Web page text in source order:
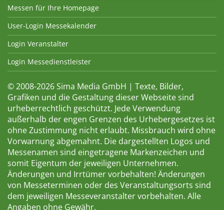
Messen für Ihre Homepage
User-Login Messekalender
Login Veranstalter
Login Messedienstleister
© 2008-2026 Sima Media GmbH | Texte, Bilder,
Grafiken und die Gestaltung dieser Webseite sind
urheberrechtlich geschützt. Jede Verwendung
außerhalb der engen Grenzen des Urhebergesetzes ist
ohne Zustimmung nicht erlaubt. Missbrauch wird ohne
Vorwarnung abgemahnt. Die dargestellten Logos und
Messenamen sind eingetragene Markenzeichen und
somit Eigentum der jeweiligen Unternehmen.
Änderungen und Irrtümer vorbehalten! Änderungen
von Messeterminen oder des Veranstaltungsorts sind
dem jeweiligen Messeveranstalter vorbehalten. Alle
Angaben ohne Gewähr.